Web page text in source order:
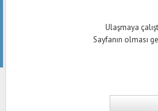
Ulaşmaya
Sayfanın olması